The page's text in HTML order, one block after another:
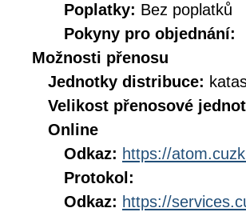
Poplatky: Bez poplatků
Pokyny pro objednání:
Možnosti přenosu
Jednotky distribuce:
Velikost přenosové
Online
Odkaz: https://
Protokol:
Odkaz: https://